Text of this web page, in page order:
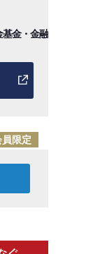
基金・金融
員限定